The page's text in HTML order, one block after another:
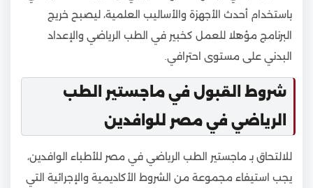
باستخدام أحدث الأجهزة والأساليب العلمية، ليصبح خريج
البرنامج مؤهلا للعمل كخبير في الطب الرياضي والإعداد
البدني على مستوى احترافي.
شروط القبول في ماجستير الطب
الرياضي في مصر للوافدين
للالتحاق بـ ماجستير الطب الرياضي في مصر للأطباء الوافدين،
يجب استيفاء مجموعة من الشروط الأكاديمية والإجرائية التي